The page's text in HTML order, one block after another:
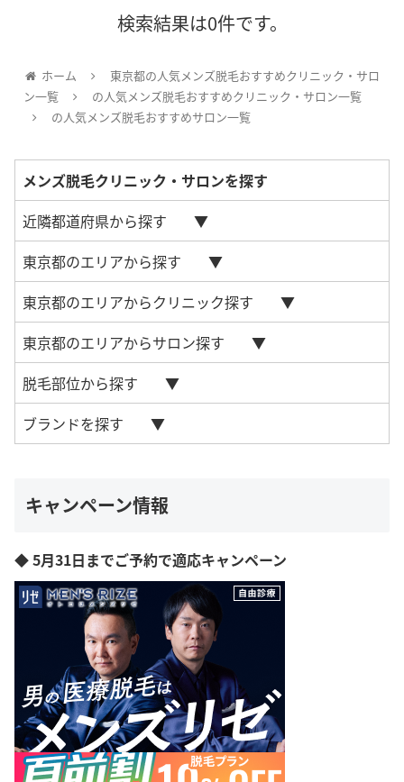
検索結果は0件です。
ホーム
東京都の人気メンズ脱毛おすすめクリニック・サロ
ン一覧
の人気メンズ脱毛おすすめクリニック・サロン一覧
の人気メンズ脱毛おすすめサロン一覧
メンズ脱毛クリニック・サロンを探す
近隣都道府県から探す
東京都のエリアから探す
東京都のエリアからクリニック探す
東京都のエリアからサロン探す
脱毛部位から探す
ブランドを探す
キャンペーン情報
◆ 5月31日までご予約で適応キャンペーン